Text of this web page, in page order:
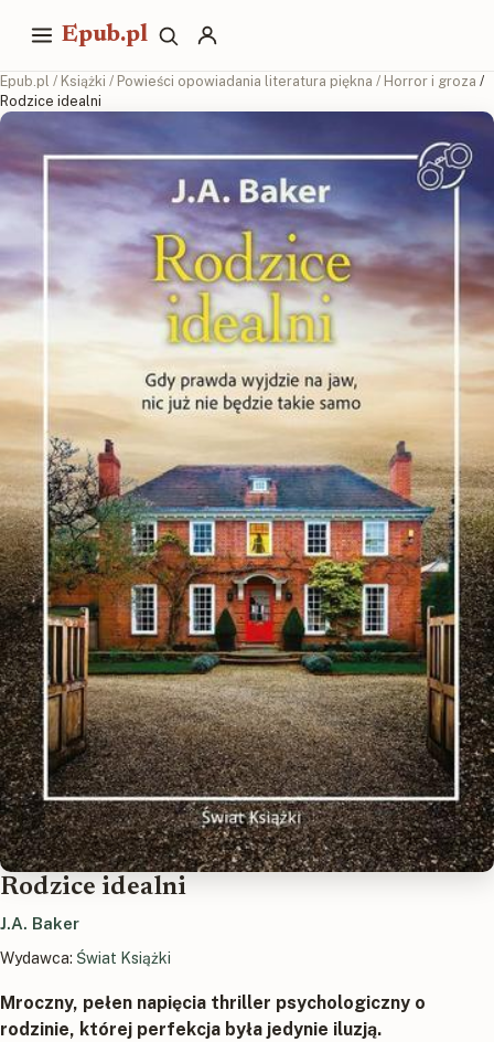
Epub.pl
Epub.pl / Książki / Powieści opowiadania literatura piękna / Horror i groza /
Rodzice idealni
Rodzice idealni
J.A. Baker
Wydawca: Świat Książki
Mroczny, pełen napięcia thriller psychologiczny o
rodzinie, której perfekcja była jedynie iluzją.